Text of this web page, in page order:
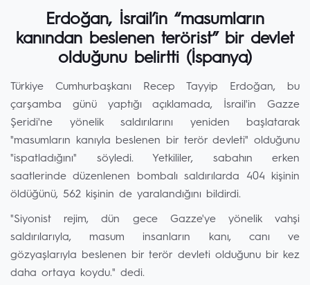
Erdoğan, İsrail’in “masumların
kanından beslenen terörist” bir devlet
olduğunu belirtti (İspanya)
Türkiye Cumhurbaşkanı Recep Tayyip Erdoğan, bu
çarşamba günü yaptığı açıklamada, İsrail'in Gazze
Şeridi'ne yönelik saldırılarını yeniden başlatarak
"masumların kanıyla beslenen bir terör devleti" olduğunu
"ispatladığını" söyledi. Yetkililer, sabahın erken
saatlerinde düzenlenen bombalı saldırılarda 404 kişinin
öldüğünü, 562 kişinin de yaralandığını bildirdi.
"Siyonist rejim, dün gece Gazze'ye yönelik vahşi
saldırılarıyla, masum insanların kanı, canı ve
gözyaşlarıyla beslenen bir terör devleti olduğunu bir kez
daha ortaya koydu." dedi.